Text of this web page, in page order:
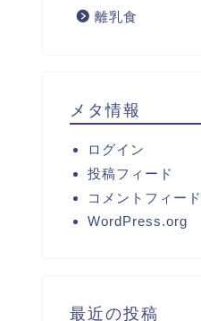
離乳食
メタ情報
ログイン
投稿フィード
コメントフィード
WordPress.org
最近の投稿